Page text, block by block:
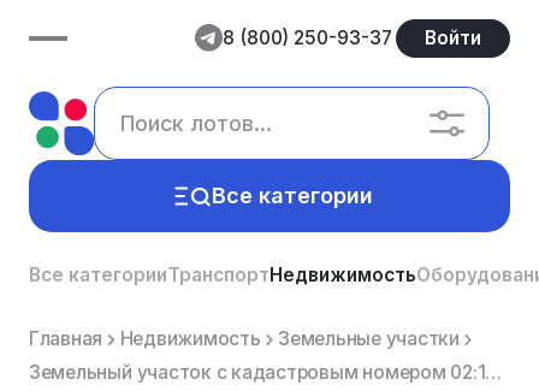
8 (800) 250-93-37 Войти
Все категории
Все категорииТранспортНедвижимость
Главная Недвижимость
Земельные участки
Земельный участок с кадастровым номером 02:13:110106:306, вид разрешенного использования: для индиви...